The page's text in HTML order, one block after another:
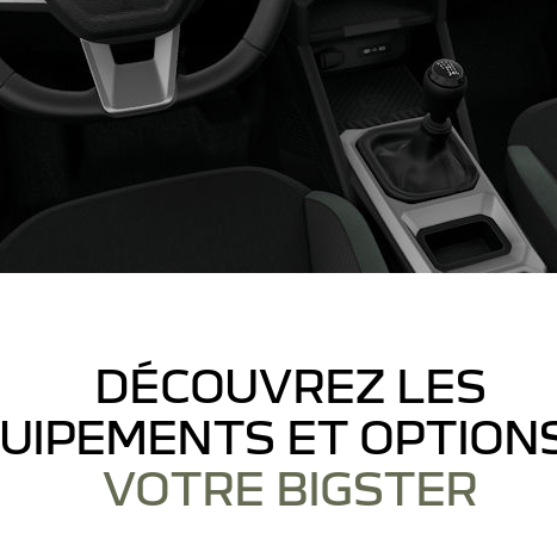
DÉCOUVREZ LES
ET
VOTRE BIGSTER